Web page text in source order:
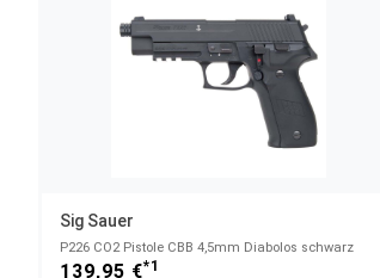
Sig Sauer
P226 CO2 Pistole CBB 4,5mm Diabolos schwarz
139,95 €*1